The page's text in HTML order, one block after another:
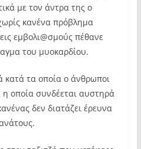
με τον άντρα της ο
κανένα πρόβλημα
εμβολι@σμούς πέθανε
του μυοκαρδίου.
κατά τα οποία ο άνθρωποι
η οποία συνδέεται αυστηρά
δεν διατάζει έρευνα